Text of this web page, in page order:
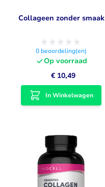
Collageen zonder smaak
0 beoordeling(en)
Op voorraad
€ 10,49
In Winkelwagen